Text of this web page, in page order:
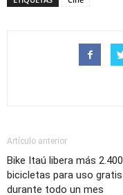
Artículo anterior
Bike Itaú libera más 2.400
bicicletas para uso gratis
durante todo un mes